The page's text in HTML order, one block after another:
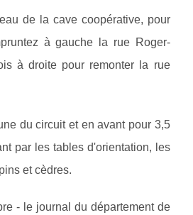
de la cave coopérative, pour
à gauche la rue Roger-
à droite pour remonter la rue
du circuit et en avant pour 3,5
par les tables d'orientation, les
et cèdres.
- le journal du département de